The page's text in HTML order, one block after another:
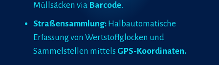
Müllsäcken via Barcode.
Straßensammlung:Halbautomatische
Erfassung von Wertstoffglocken und
Sammelstellen mittels GPS-Koordinaten.